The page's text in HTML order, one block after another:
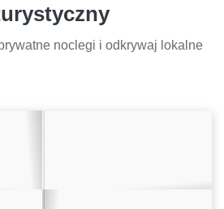
noclegi i odkrywaj lokalne